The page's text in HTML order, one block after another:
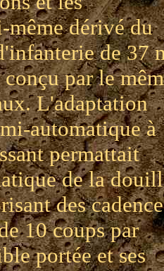
dérivé du
de 37
par le
L'adaptation
automatique à
permattait
de la
des
10 coups par
portée et ses